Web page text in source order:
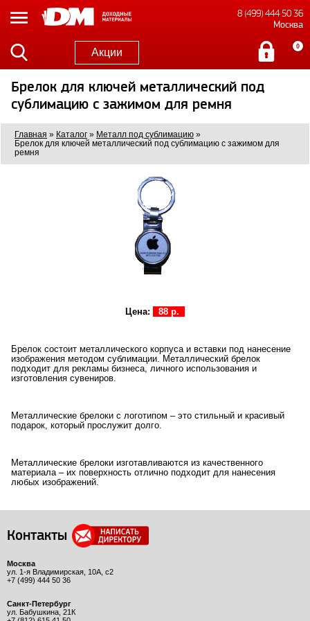
8 (499) 444 50 36
Москва
Акции 0
Брелок для ключей металлический под
сублимацию с зажимом для ремня
Главная » Каталог » Металл под сублимацию »
Брелок для ключей металлический под сублимацию с зажимом для
ремня
Цена: 88 р.
Брелок состоит металлического корпуса и вставки под нанесение
изображения методом сублимации. Металлический брелок
подходит для рекламы бизнеса, личного использования и
изготовления сувениров.
Металлические брелоки с логотипом – это стильный и красивый
подарок, который прослужит долго.
Металлические брелоки изготавливаются из качественного
материала – их поверхность отлично подходит для нанесения
любых изображений.
Контакты
Москва
ул. 1-я Владимирская, 10А, с2
+7 (499) 444 50 36
Санкт-Петербург
ул. Бабушкина, 21К